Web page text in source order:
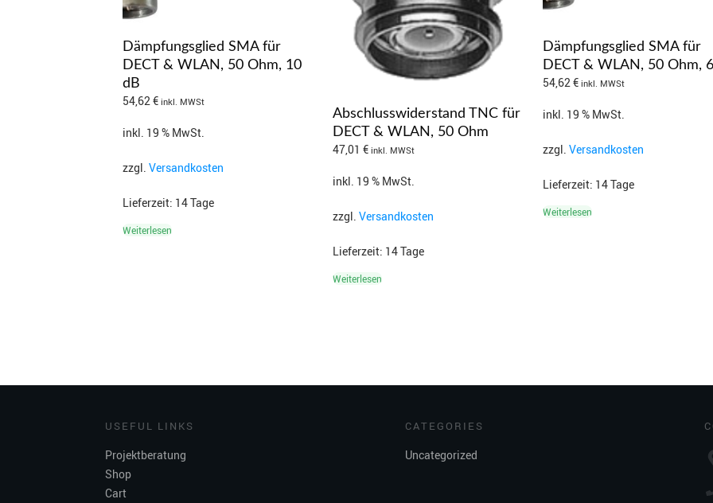
Dämpfungsglied SMA für
DECT & WLAN, 50 Ohm, 10
dB
54,62 € inkl. MWSt
inkl. 19 % MwSt.
zzgl. Versandkosten
Lieferzeit: 14 Tage
Weiterlesen
Abschlusswiderstand TNC für
DECT & WLAN, 50 Ohm
47,01€ inkl. MWSt
inkl. 19 % MwSt.
zzgl.Versandkosten
Lieferzeit: 14 Tage
Weiterlesen
Dämpfungsglied SMA für
DECT & WLAN, 50 Ohm,
54,62€ inkl. MWSt
inkl. 19 % MwSt.
zzgl.Versandkosten
Lieferzeit: 14 Tage
Weiterlesen
USEFUL LINKS
Projektberatung
Shop
Cart
CATEGORIES
Uncategorized